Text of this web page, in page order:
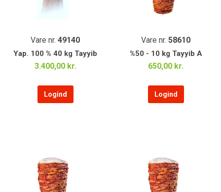
Vare nr. 49140
Yap. 100 % 40 kg Tayyib
3.400,00 kr.
Logind
Vare nr. 58610
%50 - 10 kg Tayyib A
650,00 kr.
Logind